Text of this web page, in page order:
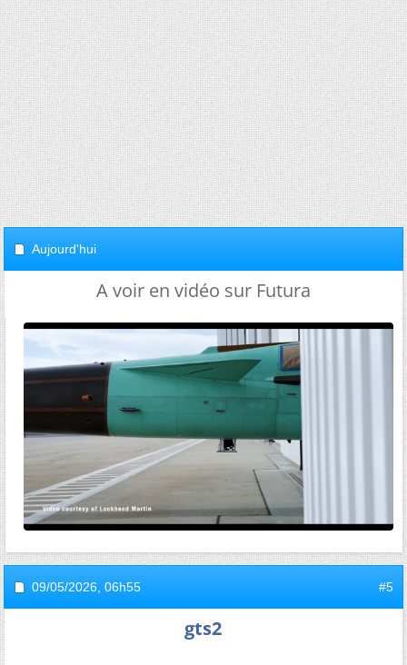
Aujourd'hui
A voir en vidéo sur Futura
09/05/2026, 06h55 #5
gts2